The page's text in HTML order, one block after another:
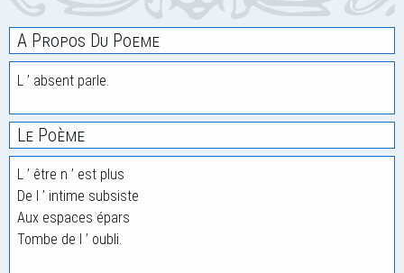
A Propos Du Poeme
L ’ absent parle.
Le Poème
L ’ être n ’ est plus
De l ’ intime subsiste
Aux espaces épars
Tombe de l ’ oubli.